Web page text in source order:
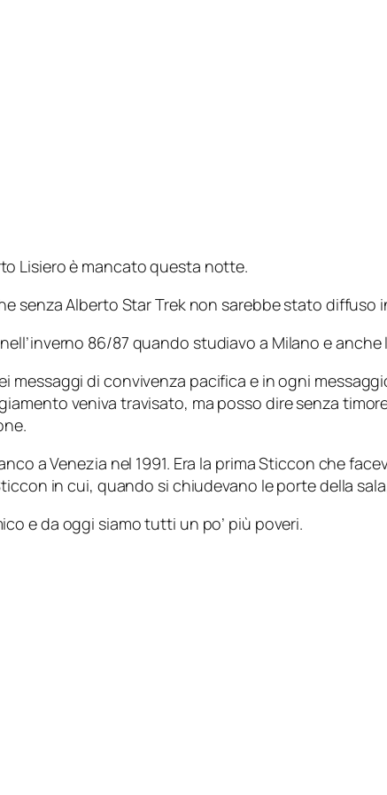
Lisiero è mancato questa notte.
senza Alberto Star Trek non sarebbe stato diffuso
86/87 quando studiavo a Milano e anche
messaggi di convivenza pacifica e in ogni
veniva travisato, ma posso dire senza
a Venezia nel 1991. Era la prima Sticcon che
in cui, quando si chiudevano le porte della
e da oggi siamo tutti un po’ più poveri.